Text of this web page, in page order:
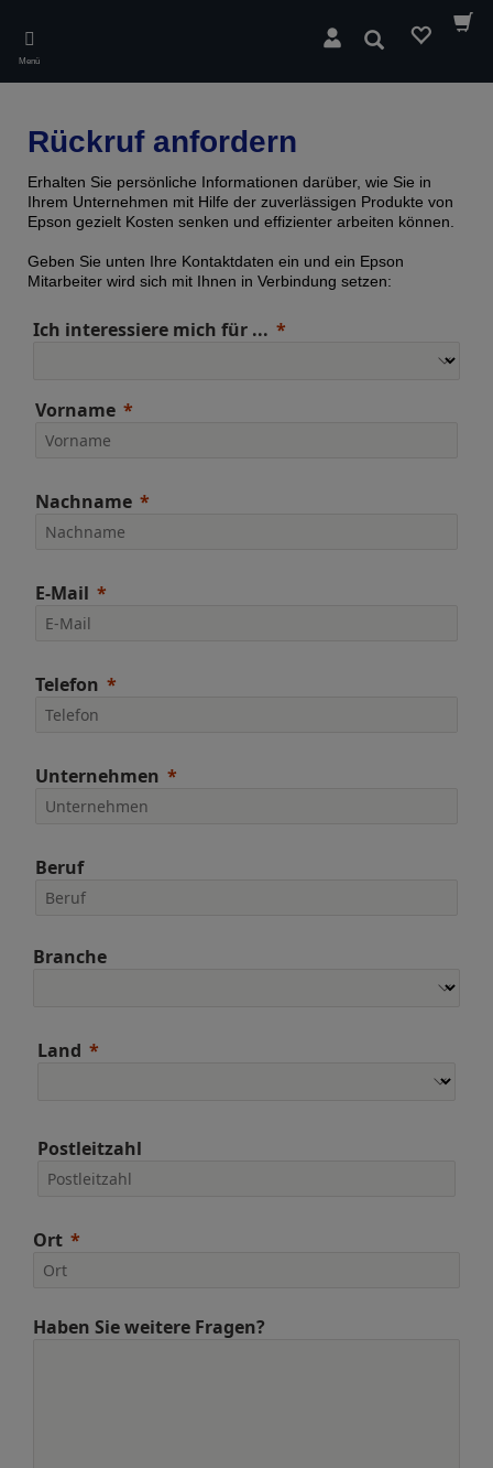
main
content
Menü
Suchen
Rückruf anfordern
Erhalten Sie persönliche Informationen darüber, wie Sie in
Ihrem Unternehmen mit Hilfe der zuverlässigen Produkte von
Epson gezielt Kosten senken und effizienter arbeiten können.
Geben Sie unten Ihre Kontaktdaten ein und ein Epson
Mitarbeiter wird sich mit Ihnen in Verbindung setzen:
Ich interessiere mich für ...
Vorname
Nachname
E-Mail
Telefon
Unternehmen
Beruf
Branche
Land
Postleitzahl
Ort
Haben Sie weitere Fragen?